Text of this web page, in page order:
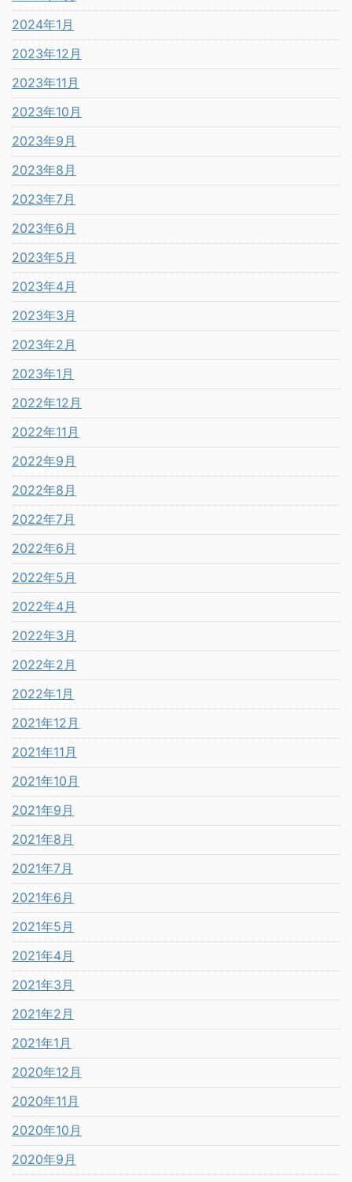
2024年1月
2023年12月
2023年11月
2023年10月
2023年9月
2023年8月
2023年7月
2023年6月
2023年5月
2023年4月
2023年3月
2023年2月
2023年1月
2022年12月
2022年11月
2022年9月
2022年8月
2022年7月
2022年6月
2022年5月
2022年4月
2022年3月
2022年2月
2022年1月
2021年12月
2021年11月
2021年10月
2021年9月
2021年8月
2021年7月
2021年6月
2021年5月
2021年4月
2021年3月
2021年2月
2021年1月
2020年12月
2020年11月
2020年10月
2020年9月